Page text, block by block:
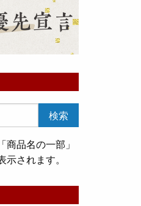
オートミー
した。何処へ
て、非常に便
日）
商品名の一部」
示されます。